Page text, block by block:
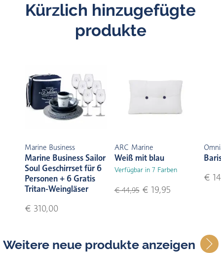
Kürzlich hinzugefügte
produkte
Marine Business
Marine Business Sailor
Soul Geschirrset für 6
Personen + 6 Gratis
Tritan-Weingläser
€ 310,00
ARC Marine
Weiß mit blau
Verfügbar in 7 Farben
€ 44,95€ 19,95
€
Weitere neue produkte anzeigen